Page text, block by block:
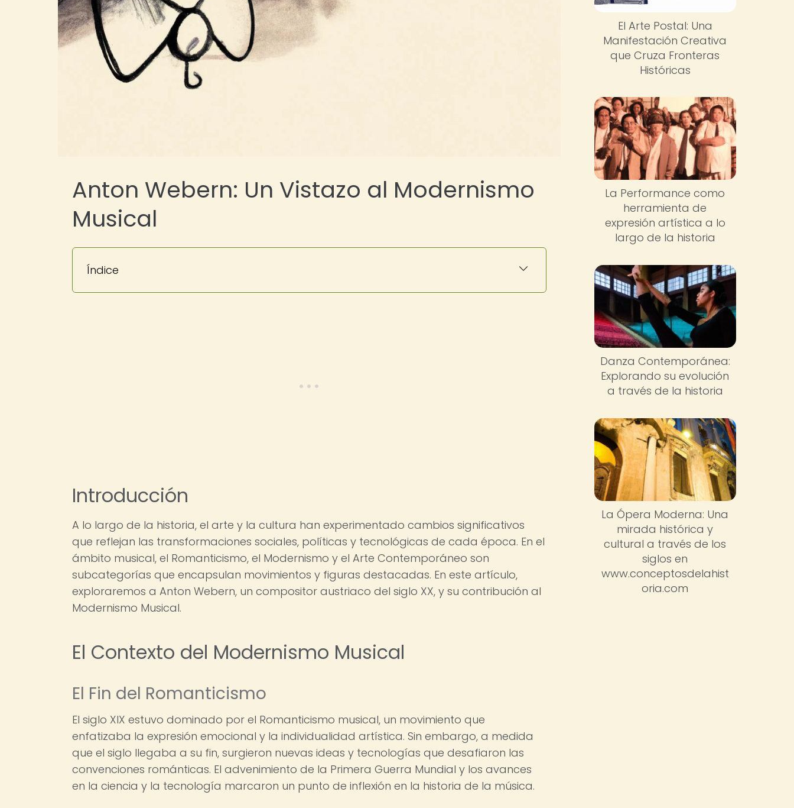
Anton Webern: Un Vistazo al Modernismo
Musical
Índice
Introducción
A lo largo de la historia, el arte y la cultura han experimentado cambios significativos
que reflejan las transformaciones sociales, políticas y tecnológicas de cada época. En el
ámbito musical, el Romanticismo, el Modernismo y el Arte Contemporáneo son
subcategorías que encapsulan movimientos y figuras destacadas. En este artículo,
exploraremos a Anton Webern, un compositor austriaco del siglo XX, y su contribución al
Modernismo Musical.
El Contexto del Modernismo Musical
El Fin del Romanticismo
El siglo XIX estuvo dominado por el Romanticismo musical, un movimiento que
enfatizaba la expresión emocional y la individualidad artística. Sin embargo, a medida
que el siglo llegaba a su fin, surgieron nuevas ideas y tecnologías que desafiaron las
convenciones románticas. El advenimiento de la Primera Guerra Mundial y los avances
en la ciencia y la tecnología marcaron un punto de inflexión en la historia de la música.
El Arte Postal: Una
Manifestación Creativa
que Cruza Fronteras
Históricas
La Performance como
herramienta de
expresión artística a lo
largo de la historia
Danza Contemporánea:
Explorando su evolución
a través de la historia
La Ópera Moderna: Una
mirada histórica y
cultural a través de los
siglos en
www.conceptosdelahist
oria.com